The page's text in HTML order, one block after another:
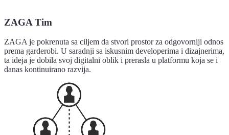
ZAGA Tim
ZAGA je pokrenuta sa ciljem da stvori prostor za odgovorniji odnos
prema garderobi. U saradnji sa iskusnim developerima i dizajnerima,
ta ideja je dobila svoj digitalni oblik i prerasla u platformu koja se i
danas kontinuirano razvija.